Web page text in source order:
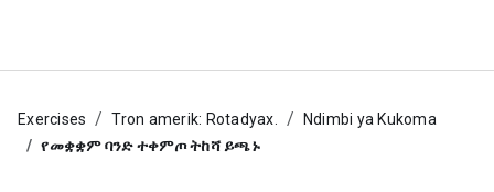
Exercises Tron amerik: Rotadyax.
Ndimbi ya Kukoma
የመቋቋም ባንድ ተቀምጦ ትከሻ ይጫኑ